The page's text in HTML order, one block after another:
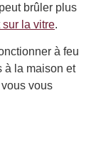
brûler plus
la vitre.
à feu
à la maison et
vous